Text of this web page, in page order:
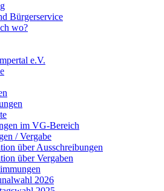
Bürgerservice
wo?
e.V.
im VG-Bereich
/ Vergabe
über Ausschreibungen
über Vergaben
2026